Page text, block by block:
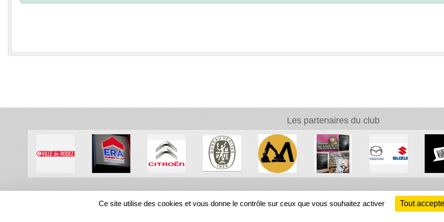
Les partenaires du club
REGIONS
Ce site utilise des cookies et vous donne le contrôle sur ceux que vous souhaitez activer Tout